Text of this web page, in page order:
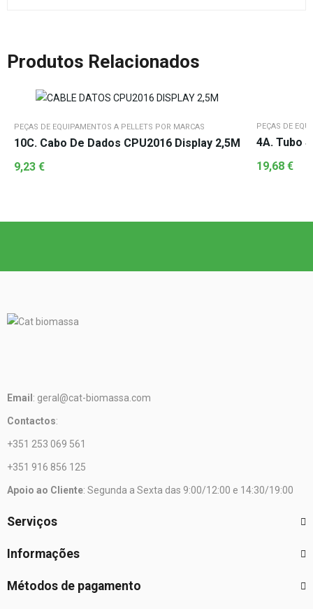
Produtos Relacionados
PEÇAS DE EQUIPAMENTOS A PELLETS POR MARCAS
10C. Cabo De Dados CPU2016 Display 2,5M
9,23 €
PEÇAS DE
4A. Tubo
19,68 €
Email : geral@cat-biomassa.com
Contactos:
+351 253 069 561
+351 916 856 125
Apoio ao Cliente: Segunda a Sexta das 9:00/12:00 e 14:30/19:00
Serviços
Informações
Métodos de pagamento